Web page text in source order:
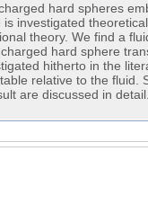
hard spheres
investigated
theory. We find a
hard sphere
hitherto in the
relative to the fluid.
are discussed in